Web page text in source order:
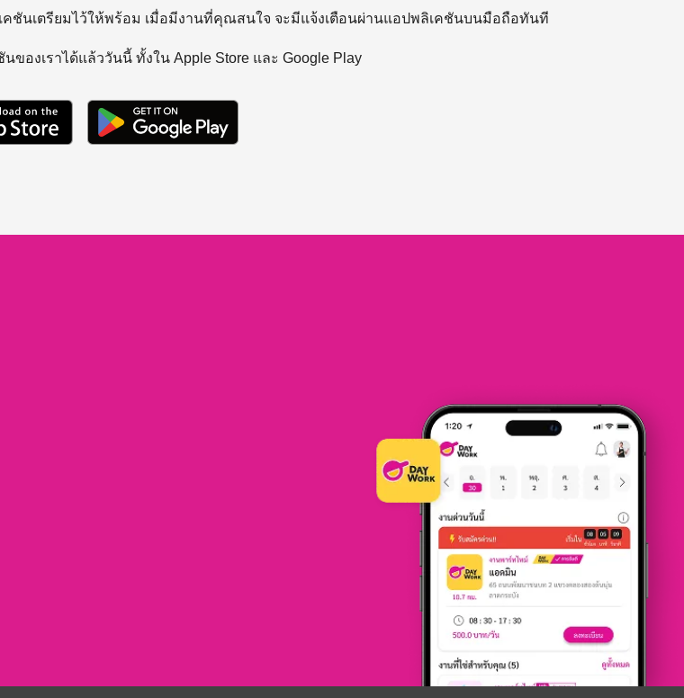
ชันเตรียมไว้ให้พร้อม เมื่อมีงานที่คุณสนใจ จะมีแจ้งเตือนผ่านแอปพลิเคชันบนมือถือทันที
ของเราได้แล้ววันนี้ ทั้งใน Apple Store และ Google Play